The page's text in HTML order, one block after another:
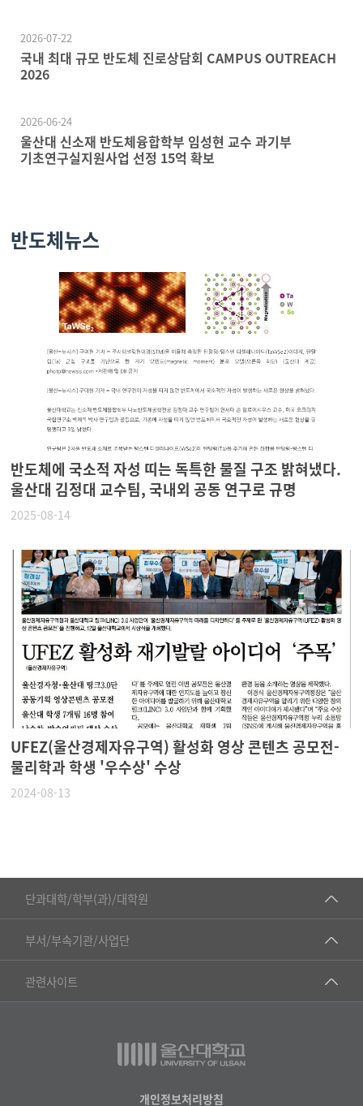
2026-07-22
국내 최대 규모 반도체 진로상담회 CAMPUS OUTREACH
2026
2026-06-24
울산대 신소재 반도체융합학부 임성현 교수 과기부
기초연구실지원사업 선정 15억 확보
반도체뉴스
반도체에 국소적 자성 띠는 독특한 물질 구조 밝혀냈다.
울산대 김정대 교수팀, 국내외 공동 연구로 규명
2025-08-14
UFEZ(울산경제자유구역) 활성화 영상 콘텐츠 공모전-
물리학과 학생 '우수상' 수상
2024-08-13
단과대학/학부(과)/대학원
■인문대학
▷국어국문학부
▷일본어·일본학과
▷프랑스어·프랑스학과
부서/부속기관/사업단
공동기기센터
공학교육혁신센터
관련사이트
건강가정지원센터
교수협의회
개인정보처리방침